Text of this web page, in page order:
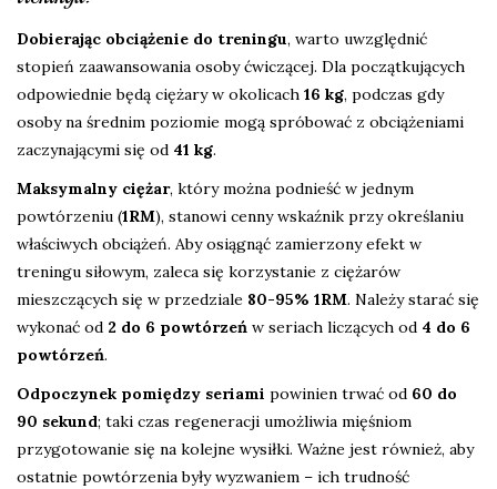
Dobierając obciążenie do treningu, warto uwzględnić
stopień zaawansowania osoby ćwiczącej. Dla początkujących
odpowiednie będą ciężary w okolicach 16 kg, podczas gdy
osoby na średnim poziomie mogą spróbować z obciążeniami
zaczynającymi się od 41 kg.
Maksymalny ciężar, który można podnieść w jednym
powtórzeniu (1RM), stanowi cenny wskaźnik przy określaniu
właściwych obciążeń. Aby osiągnąć zamierzony efekt w
treningu siłowym, zaleca się korzystanie z ciężarów
mieszczących się w przedziale 80-95% 1RM. Należy starać się
wykonać od 2 do 6 powtórzeń w seriach liczących od 4 do 6
powtórzeń.
Odpoczynek pomiędzy seriami powinien trwać od 60 do
90 sekund; taki czas regeneracji umożliwia mięśniom
przygotowanie się na kolejne wysiłki. Ważne jest również, aby
ostatnie powtórzenia były wyzwaniem – ich trudność